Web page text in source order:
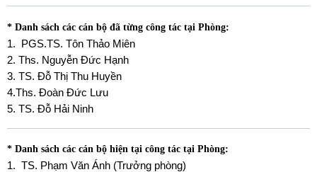
* Danh sách các cán bộ đã từng công tác tại Phòng:
1. PGS.TS. Tôn Thảo Miên
2. Ths. Nguyễn Đức Hạnh
3. TS. Đỗ Thị Thu Huyền
4.Ths. Đoàn Đức Lưu
5. TS. Đỗ Hải Ninh
* Danh sách các cán bộ hiện tại công tác tại Phòng:
1. TS. Phạm Văn Ánh (Trưởng phòng)